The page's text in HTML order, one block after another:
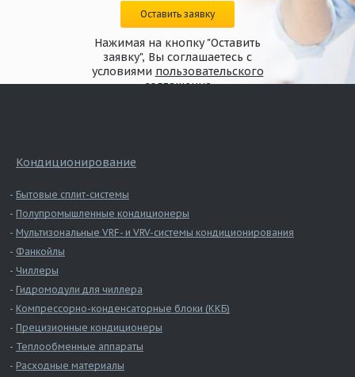
Оставить заявку
Нажимая на кнопку "Оставить
заявку", Вы соглашаетесь с
условиями пользовательского
соглашения
Кондиционирование
Бытовые сплит-системы
Полупромышленные кондиционеры
Мультизональные VRF- и VRV-системы кондиционирования
Фанкойлы
Чиллеры
Гидромодули для чиллера
Компрессорно-конденсаторные блоки (ККБ)
Прецизионные кондиционеры
Теплообменные аппараты
Расходные материалы